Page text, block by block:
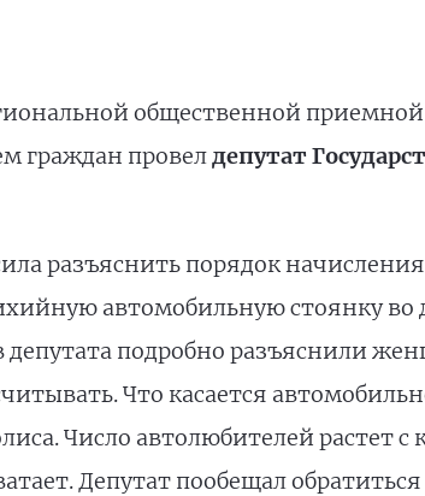
общественной
граждан провелдепутат
разъяснить порядок
автомобильную стоянку во
подробно разъяснили
Что касается
Число автолюбителей растет
Депутат пообещал обратиться